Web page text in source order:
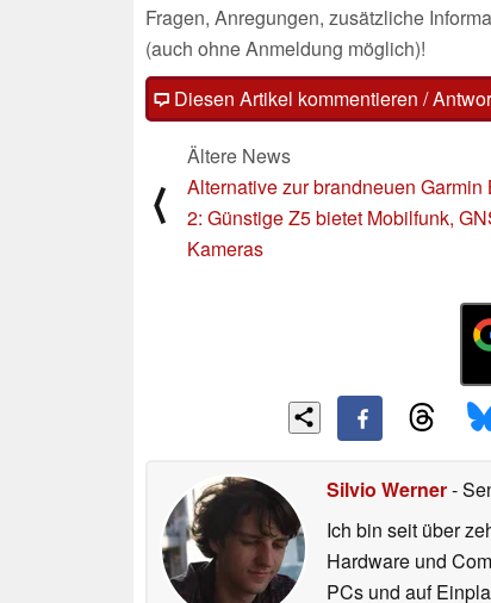
Fragen, Anregungen, zusätzliche
(auch ohne Anmeldung möglich)!
Diesen Artikel kommentieren /
⟨
Ältere News
Alternative zur brandneuen Garmin
2: Günstige Z5 bietet Mobilfunk,
Kameras
Silvio Werner-
Ich bin seit über
Hardware und
PCs und auf